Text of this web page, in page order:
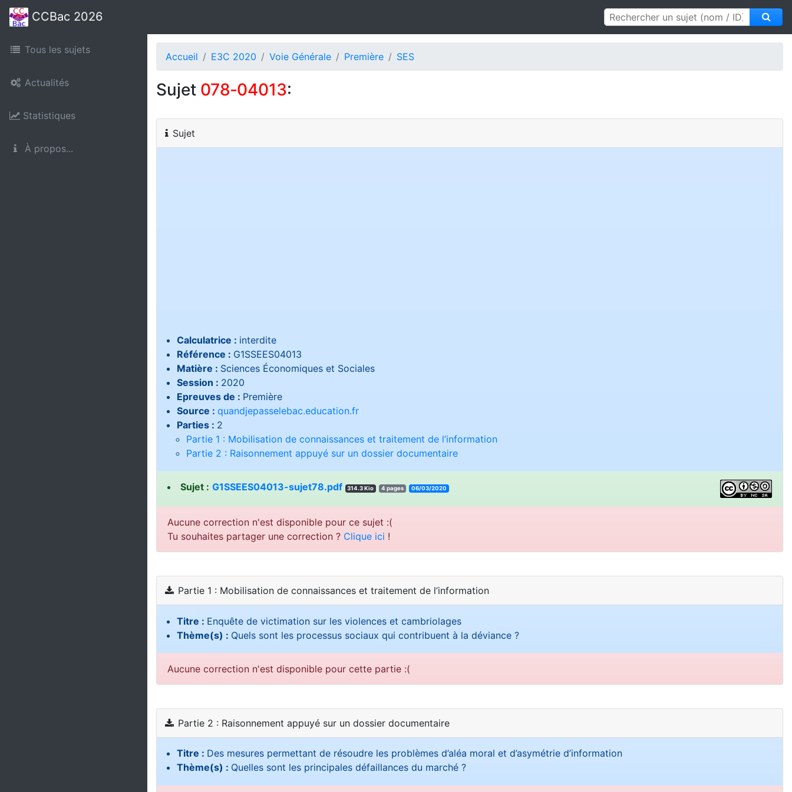
CCBac 2026
Tous les sujets
Actualités
Statistiques
À propos...
Accueil E3C 2020 Voie Générale Première SES
Sujet 078‑04013:
Sujet
Calculatrice : interdite
Référence : G1SSEES04013
Matière : Sciences Économiques et Sociales
Session : 2020
Epreuves de : Première
Source : quandjepasselebac.education.fr
Parties : 2
Partie 1 : Mobilisation de connaissances et traitement de l’information
Partie 2 : Raisonnement appuyé sur un dossier documentaire
Sujet : G1SSEES04013-sujet78.pdf 314.3 Kio 4 pages 06/03/2020
Aucune correction n'est disponible pour ce sujet :(
Tu souhaites partager une correction ? Clique ici !
Partie 1 : Mobilisation de connaissances et traitement de l’information
Titre : Enquête de victimation sur les violences et cambriolages
Thème(s) : Quels sont les processus sociaux qui contribuent à la déviance ?
Aucune correction n'est disponible pour cette partie :(
Partie 2 : Raisonnement appuyé sur un dossier documentaire
Titre : Des mesures permettant de résoudre les problèmes d’aléa moral et d’asymétrie d’information
Thème(s) : Quelles sont les principales défaillances du marché ?